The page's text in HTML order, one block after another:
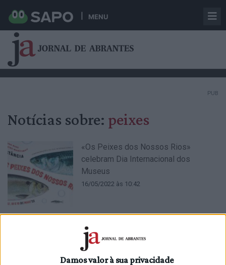
Damos valor à sua privacidade
MENU
PUB
Notícias sobre: peixes
«Os Peixes dos Nossos Rios»
celebram Dia Internacional dos
Museus
16/05/2022 às 10:42